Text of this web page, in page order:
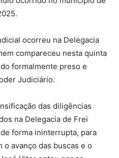
ocorreu na Delegacia
compareceu nesta quinta
formalmente preso e
Judiciário.
das diligências
na Delegacia de Frei
forma ininterrupta, para
avanço das buscas e o